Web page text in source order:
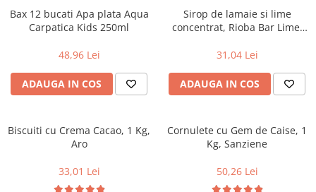
Bax 12 bucati Apa plata Aqua
Carpatica Kids 250ml
48,96 Lei
ADAUGA IN COS
Sirop de lamaie si lime
concentrat, Rioba Bar Lime,
31,04 Lei
ADAUGA IN COS
Biscuiti cu Crema Cacao, 1 Kg,
Aro
33,01 Lei
Cornulete cu Gem de Caise, 1
Kg, Sanziene
50,26 Lei